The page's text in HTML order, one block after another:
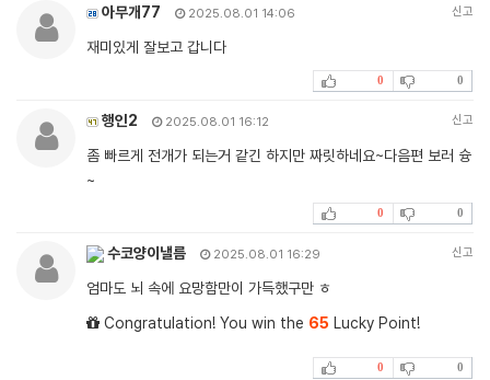
아무개77 2025.08.01 14:06 신고
재미있게 잘보고 갑니다
0 0
행인2 2025.08.01 16:12 신고
좀 빠르게 전개가 되는거 같긴 하지만 짜릿하네요~다음편 보러 슝
~
0 0
수코양이낼름 2025.08.01 16:29 신고
엄마도 뇌 속에 요망함만이 가득했구만 ㅎ
Congratulation! You win the 65 Lucky Point!
0 0